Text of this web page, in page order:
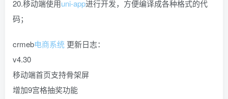
20.移动端使用uni-app进行开发，方便编译成各种格式的代
码；
crmeb电商系统 更新日志：
v4.30
移动端首页支持骨架屏
增加9宫格抽奖功能